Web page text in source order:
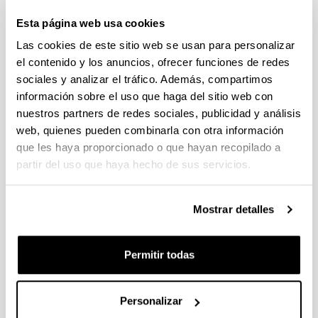
Esta página web usa cookies
Las cookies de este sitio web se usan para personalizar
el contenido y los anuncios, ofrecer funciones de redes
sociales y analizar el tráfico. Además, compartimos
información sobre el uso que haga del sitio web con
nuestros partners de redes sociales, publicidad y análisis
web, quienes pueden combinarla con otra información
que les haya proporcionado o que hayan recopilado a
partir del uso que haya hecho de sus servicios.
Mostrar detalles
Permitir todas
Personalizar
fomento de la cultura científica,
tecnológica y de la innovación
(FECYT) 2021
Proyecto de investigación
Plazo de presentación cerrado: 02/11/2021 -
02/12/2021 13:00
El plazo de presentación de solicitudes por parte
de las personas investigadoras finaliza el 2 de
diciembre de 2021, a las 13:00 horas
Datos de contacto
Convocatoria